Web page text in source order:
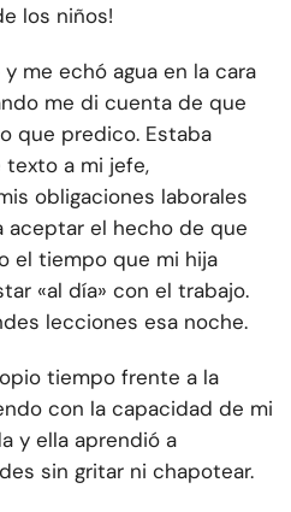
los niños!
me echó agua en la cara
me di cuenta de que
que predico. Estaba
texto a mi jefe,
obligaciones laborales
aceptar el hecho de que
el tiempo que mi hija
«al día» con el trabajo.
lecciones esa noche.
tiempo frente a la
con la capacidad de mi
y ella aprendió a
sin gritar ni chapotear.